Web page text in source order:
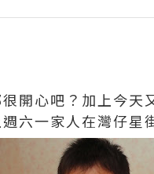
開心吧？加上今
六一家人在灣仔星